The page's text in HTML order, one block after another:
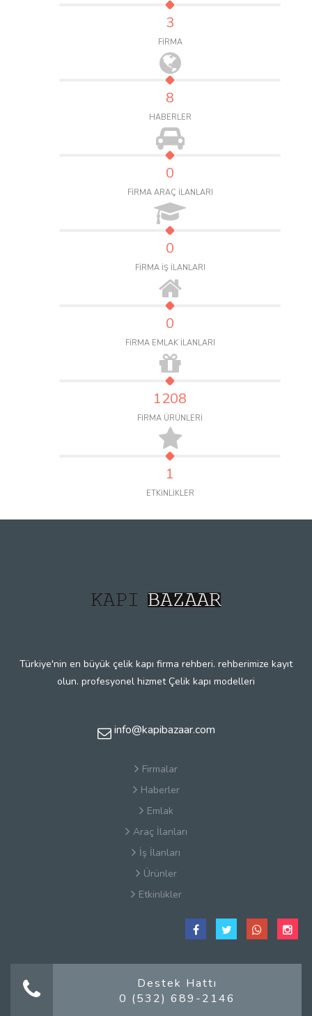
3
FİRMA
8
HABERLER
0
FİRMA ARAÇ İLANLARI
0
FİRMA İŞ İLANLARI
0
FİRMA EMLAK İLANLARI
1208
FİRMA ÜRÜNLERİ
1
ETKİNLİKLER
Türkiye'nin en büyük çelik kapı firma rehberi. rehberimize kayıt
olun. profesyonel hizmet Çelik kapı modelleri
info@kapibazaar.com
Firmalar
Haberler
Emlak
Araç İlanları
İş İlanları
Ürünler
Etkinlikler
Çerez Politikaları
Satış Sözleşmesi
Kullanım Koşulları
Güvenlik
Destek Hattı
0 (532) 689-2146